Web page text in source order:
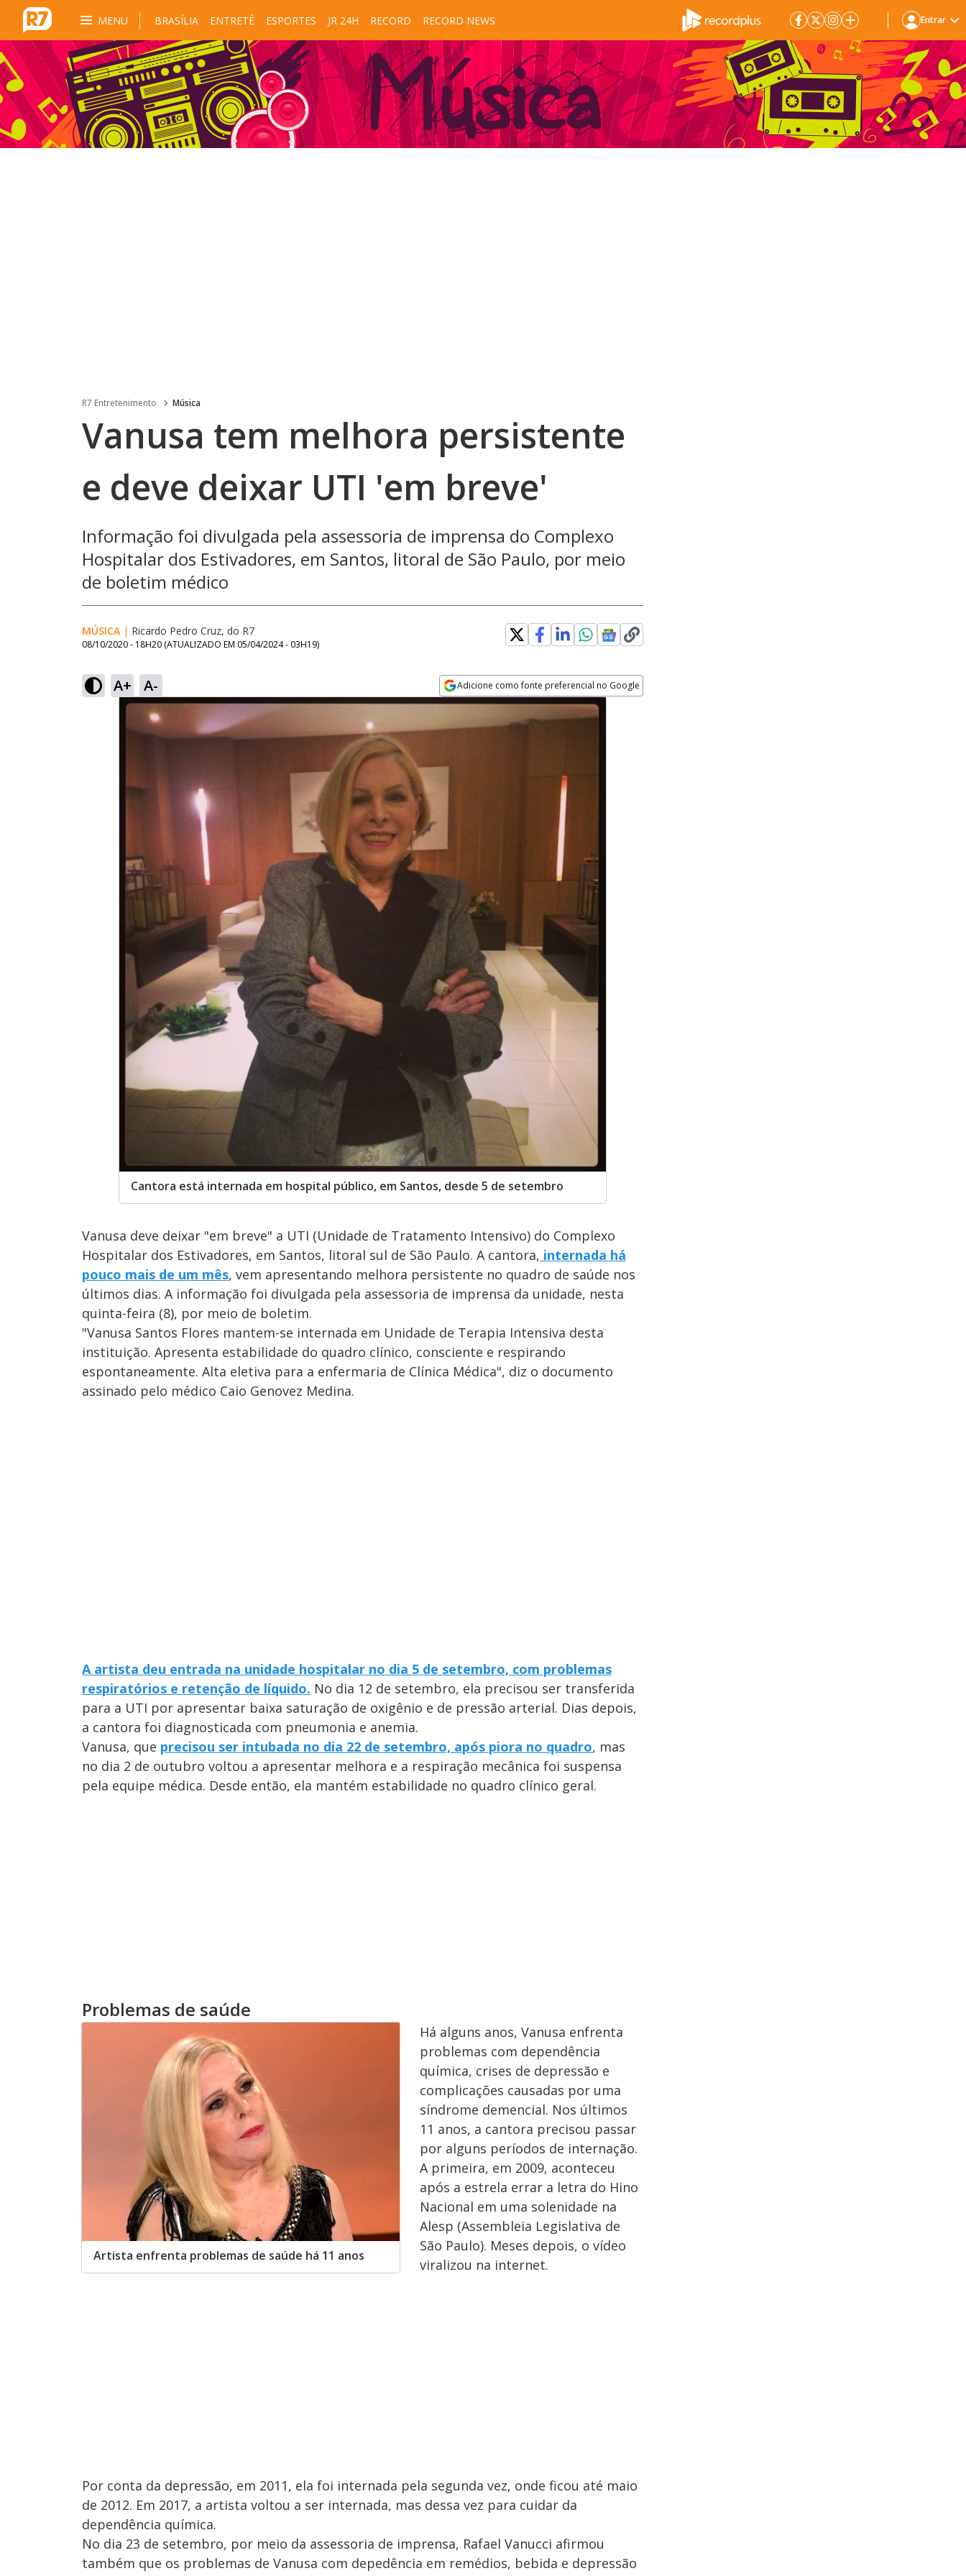
MENU BRASÍLIA ENTRETÊ ESPORTES JR 24H RECORD RECORD NEWS Entrar
R7 Entretenimento Música
Vanusa tem melhora persistente
e deve deixar UTI 'em breve'
Informação foi divulgada pela assessoria de imprensa do Complexo
Hospitalar dos Estivadores, em Santos, litoral de São Paulo, por meio
de boletim médico
MÚSICA | Ricardo Pedro Cruz, do R7
08/10/2020 - 18H20 (ATUALIZADO EM 05/04/2024 - 03H19)
A+ A- Adicione como fonte preferencial no Google
Opens in new window
Cantora está internada em hospital público, em Santos, desde 5 de setembro
Vanusa deve deixar "em breve" a UTI (Unidade de Tratamento Intensivo) do Complexo
Hospitalar dos Estivadores, em Santos, litoral sul de São Paulo. A cantora, internada há
pouco mais de um mês, vem apresentando melhora persistente no quadro de saúde nos
últimos dias. A informação foi divulgada pela assessoria de imprensa da unidade, nesta
quinta-feira (8), por meio de boletim.
"Vanusa Santos Flores mantem-se internada em Unidade de Terapia Intensiva desta
instituição. Apresenta estabilidade do quadro clínico, consciente e respirando
espontaneamente. Alta eletiva para a enfermaria de Clínica Médica", diz o documento
assinado pelo médico Caio Genovez Medina.
A artista deu entrada na unidade hospitalar no dia 5 de setembro, com problemas
respiratórios e retenção de líquido. No dia 12 de setembro, ela precisou ser transferida
para a UTI por apresentar baixa saturação de oxigênio e de pressão arterial. Dias depois,
a cantora foi diagnosticada com pneumonia e anemia.
Vanusa, que precisou ser intubada no dia 22 de setembro, após piora no quadro, mas
no dia 2 de outubro voltou a apresentar melhora e a respiração mecânica foi suspensa
pela equipe médica. Desde então, ela mantém estabilidade no quadro clínico geral.
Problemas de saúde
Artista enfrenta problemas de saúde há 11 anos
Há alguns anos, Vanusa enfrenta
problemas com dependência
química, crises de depressão e
complicações causadas por uma
síndrome demencial. Nos últimos
11 anos, a cantora precisou passar
por alguns períodos de internação.
A primeira, em 2009, aconteceu
após a estrela errar a letra do Hino
Nacional em uma solenidade na
Alesp (Assembleia Legislativa de
São Paulo). Meses depois, o vídeo
viralizou na internet.
Por conta da depressão, em 2011, ela foi internada pela segunda vez, onde ficou até maio
de 2012. Em 2017, a artista voltou a ser internada, mas dessa vez para cuidar da
dependência química.
No dia 23 de setembro, por meio da assessoria de imprensa, Rafael Vanucci afirmou
também que os problemas de Vanusa com depedência em remédios, bebida e depressão